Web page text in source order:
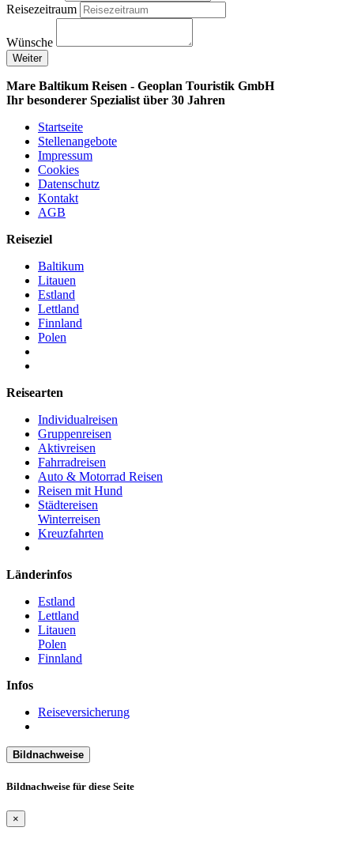
Reisezeitraum
Wünsche
Weiter
Mare Baltikum Reisen - Geoplan Touristik GmbH
Ihr besonderer Spezialist über 30 Jahren
Startseite
Stellenangebote
Impressum
Cookies
Datenschutz
Kontakt
AGB
Reiseziel
Baltikum
Litauen
Estland
Lettland
Finnland
Polen
Reisearten
Individualreisen
Gruppenreisen
Aktivreisen
Fahrradreisen
Auto & Motorrad Reisen
Reisen mit Hund
Städtereisen
Winterreisen
Kreuzfahrten
Länderinfos
Estland
Lettland
Litauen
Polen
Finnland
Infos
Reiseversicherung
Bildnachweise
Bildnachweise für diese Seite
×